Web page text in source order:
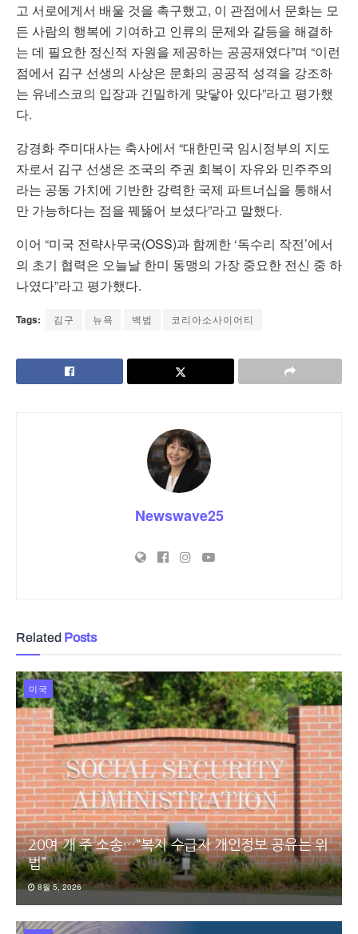
고 서로에게서 배울 것을 촉구했고, 이 관점에서 문화는 모
든 사람의 행복에 기여하고 인류의 문제와 갈등을 해결하
는 데 필요한 정신적 자원을 제공하는 공공재였다”며 “이런
점에서 김구 선생의 사상은 문화의 공공적 성격을 강조하
는 유네스코의 입장과 긴밀하게 맞닿아 있다”라고 평가했
다.
강경화 주미대사는 축사에서 “대한민국 임시정부의 지도
자로서 김구 선생은 조국의 주권 회복이 자유와 민주주의
라는 공동 가치에 기반한 강력한 국제 파트너십을 통해서
만 가능하다는 점을 꿰뚫어 보셨다”라고 말했다.
이어 “미국 전략사무국(OSS)과 함께한 ‘독수리 작전’에서
의 초기 협력은 오늘날 한미 동맹의 가장 중요한 전신 중 하
나였다”라고 평가했다.
Tags: 김구 뉴욕 백범 코리아소사이어티
Newswave25
Related Posts
미국
20여 개 주 소송…“복지 수급자 개인정보 공유는 위
법”
8월 5, 2026